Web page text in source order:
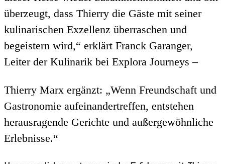
überzeugt, dass Thierry die Gäste mit seiner
kulinarischen Exzellenz überraschen und
begeistern wird,“ erklärt Franck Garanger,
Leiter der Kulinarik bei Explora Journeys –
Thierry Marx ergänzt: „Wenn Freundschaft und
Gastronomie aufeinandertreffen, entstehen
herausragende Gerichte und außergewöhnliche
Erlebnisse.“